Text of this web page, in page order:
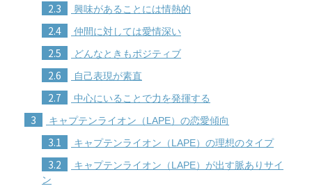
2.3 興味があることには情熱的
2.4 仲間に対しては愛情深い
2.5 どんなときもポジティブ
2.6 自己表現が素直
2.7 中心にいることで力を発揮する
3 キャプテンライオン（LAPE）の恋愛傾向
3.1 キャプテンライオン（LAPE）の理想のタイプ
3.2
キャプテンライオン（LAPE）が出す脈ありサイ
ン